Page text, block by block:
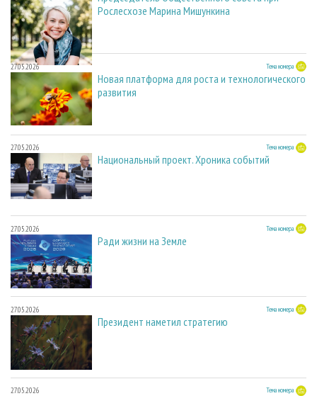
Рослесхозе Марина Мишункина
27.05.2026 Тема номера
Новая платформа для роста и технологического
развития
27.05.2026 Тема номера
Национальный проект. Хроника событий
27.05.2026 Тема номера
Ради жизни на Земле
27.05.2026 Тема номера
Президент наметил стратегию
27.05.2026 Тема номера